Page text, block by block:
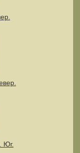
Юг.